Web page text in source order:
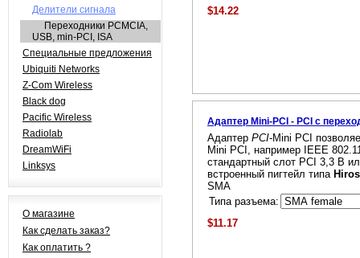
Делители сигнала
Переходники PCMCIA,
USB, min-PCI, ISA
Специальные предложения
Ubiquiti Networks
Z-Com Wireless
Black dog
Pacific Wireless
Radiolab
DreamWiFi
Linksys
О магазине
Как сделать заказ?
Как оплатить ?
$14.22
Адаптер Mini-PCI - PCI с
Адаптер PCI-Mini PCI
Mini PCI, например IEEE
стандартный слот PCI 3,3 В
встроенный пигтейл типа
SMA
Типа разъема:
$11.17